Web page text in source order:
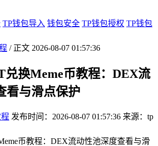
TP钱包导入 钱包安全 TP钱包授权 TP钱包
/ 正文 2026-08-07 01:57:36
兑换Meme币教程：DEX流
看与滑点保护
发布时间：2026-08-07 01:57:36 来源：tp
币教程：DEX流动性池深度查看与滑